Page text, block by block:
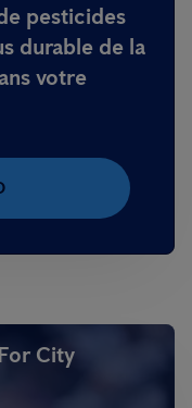
pesticides
durable de la
votre
City